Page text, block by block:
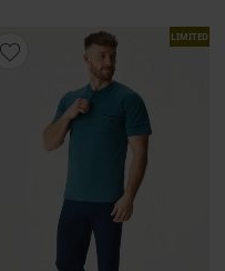
LIMITED